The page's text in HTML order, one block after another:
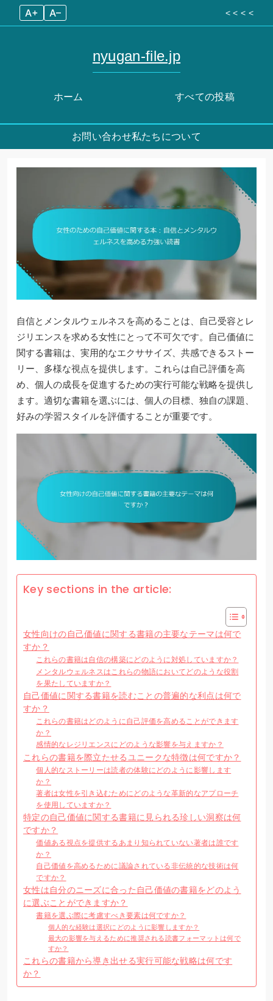
A+ A– < < < <
ホーム
nyugan-file.jp
すべての投稿
お問い合わせ私たちについて
自信とメンタルウェルネスを高めることは、自己受容とレ
ジリエンスを求める女性にとって不可欠です。自己価値に
関する書籍は、実用的なエクササイズ、共感できるストー
リー、多様な視点を提供します。これらは自己評価を高
め、個人の成長を促進するための実行可能な戦略を提供し
ます。適切な書籍を選ぶには、個人の目標、独自の課題、
好みの学習スタイルを評価することが重要です。
Key sections in the article:
女性向けの自己価値に関する書籍の主要なテーマは何で
すか？
これらの書籍は自信の構築にどのように対処していますか？
メンタルウェルネスはこれらの物語においてどのような役割
を果たしていますか？
自己価値に関する書籍を読むことの普遍的な利点は何で
すか？
これらの書籍はどのように自己評価を高めることができます
か？
感情的なレジリエンスにどのような影響を与えますか？
これらの書籍を際立たせるユニークな特徴は何ですか？
個人的なストーリーは読者の体験にどのように影響します
か？
著者は女性を引き込むためにどのような革新的なアプローチ
を使用していますか？
特定の自己価値に関する書籍に見られる珍しい洞察は何
ですか？
価値ある視点を提供するあまり知られていない著者は誰です
か？
自己価値を高めるために議論されている非伝統的な技術は何
ですか？
女性は自分のニーズに合った自己価値の書籍をどのよう
に選ぶことができますか？
書籍を選ぶ際に考慮すべき要素は何ですか？
個人的な経験は選択にどのように影響しますか？
最大の影響を与えるために推奨される読書フォーマットは何で
すか？
これらの書籍から導き出せる実行可能な戦略は何です
か？